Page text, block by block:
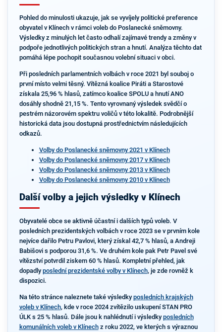
Pohled do minulosti ukazuje, jak se vyvíjely politické preference
obyvatel v Klínech v rámci voleb do Poslanecké sněmovny.
Výsledky z minulých let často odhalí zajímavé trendy a změny v
podpoře jednotlivých politických stran a hnutí. Analýza těchto dat
pomáhá lépe pochopit současnou volební situaci v obci.
Při posledních parlamentních volbách v roce 2021 byl souboj o
první místo velmi těsný. Vítězná koalice Piráti a Starostové
získala 25,96 % hlasů, zatímco koalice SPOLU a hnutí ANO
dosáhly shodně 21,15 %. Tento vyrovnaný výsledek svědčí o
pestrém názorovém spektru voličů v této lokalitě. Podrobnější
historická data jsou dostupná prostřednictvím následujících
odkazů.
Volby do Poslanecké sněmovny 2021 v Klínech
Volby do Poslanecké sněmovny 2017 v Klínech
Volby do Poslanecké sněmovny 2013 v Klínech
Volby do Poslanecké sněmovny 2010 v Klínech
Další volby a jejich výsledky v Klínech
Obyvatelé obce se aktivně účastní i dalších typů voleb. V
posledních prezidentských volbách v roce 2023 se v prvním kole
nejvíce dařilo Petru Pavlovi, který získal 42,7 % hlasů, a Andreji
Babišovi s podporou 31,6 %. Ve druhém kole pak Petr Pavel své
vítězství potvrdil ziskem 60 % hlasů. Kompletní přehled, jak
dopadly poslední prezidentské volby v Klínech, je zde rovněž k
dispozici.
Na této stránce naleznete také výsledky posledních krajských
voleb v Klínech, kde v roce 2024 zvítězilo uskupení STAN PRO
ÚLK s 25 % hlasů. Dále jsou k nahlédnutí i výsledky posledních
komunálních voleb v Klínechz roku 2022, ve kterých s výraznou